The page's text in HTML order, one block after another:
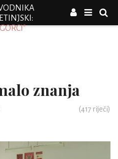
znanja
(417 riječi)